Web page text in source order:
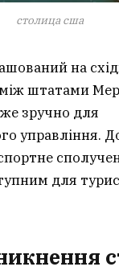
столица сша
на
штатами
зручно для
управління.
для